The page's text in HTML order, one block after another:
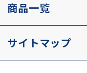
商品一覧
サイトマップ